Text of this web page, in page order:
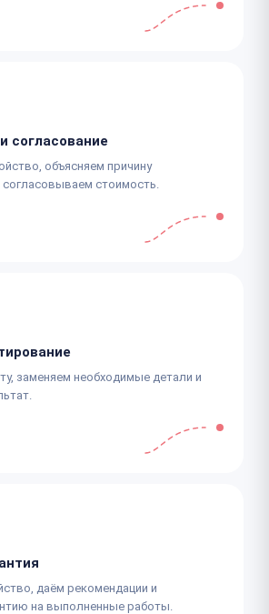
согласование
объясняем причину
стоимость.
заменяем необходимые детали и
даём рекомендации и
на выполненные работы.